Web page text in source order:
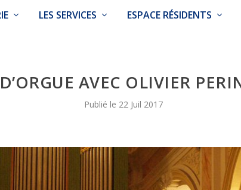
LES SERVICES ESPACE RÉSIDENTS
AVEC OLIVIER
22 Juil 2017